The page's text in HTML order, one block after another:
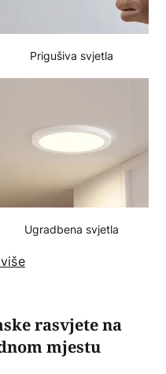
Prigušiva svjetla
Ugradbena svjetla
rasvjete na
mjestu